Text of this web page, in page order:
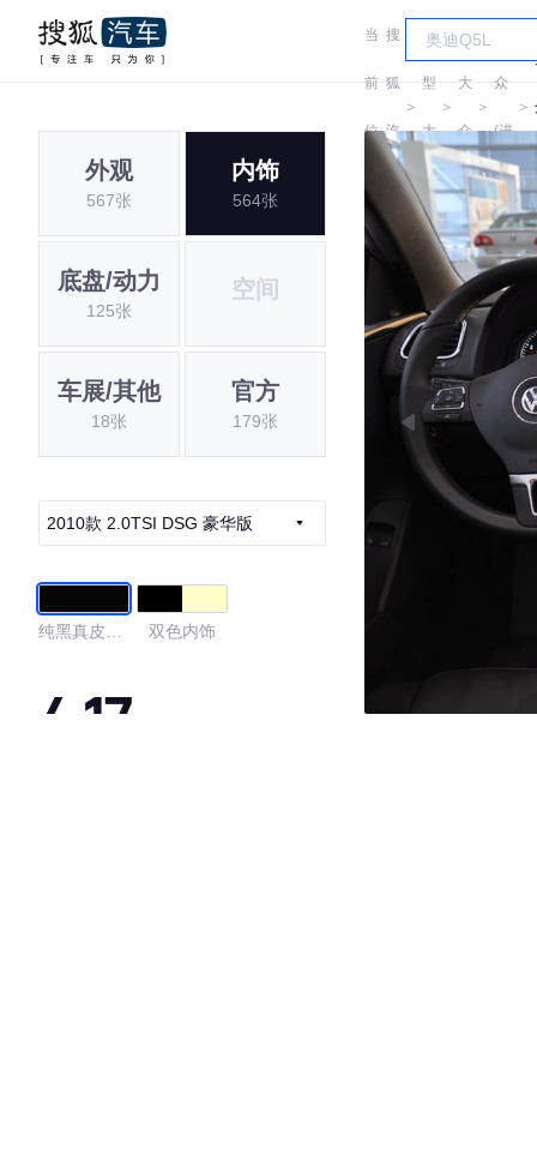
当
前
位
搜
狐
汽
车
＞
车
型
大
全
＞
大
众
＞
众
(进
口)
＞
外观
567张
内饰
564张
底盘/动力
125张
空间
车展/其他
18张
官方
179张
2010款 2.0TSI DSG 豪华版
纯黑真皮内
双色内饰
4.17